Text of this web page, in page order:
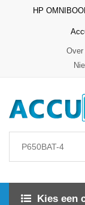
HP
Over
Kies een